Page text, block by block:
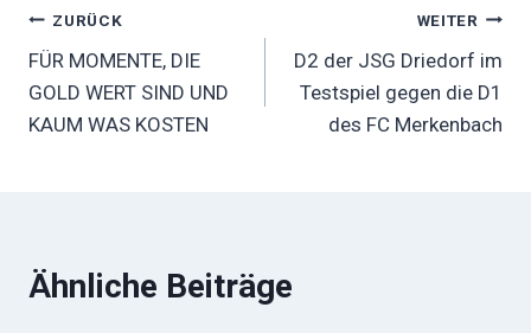
Beitragsnavigation
ZURÜCK
FÜR MOMENTE, DIE
GOLD WERT SIND UND
KAUM WAS KOSTEN
WEITER
D2 der JSG Driedorf im
Testspiel gegen die D1
des FC Merkenbach
Ähnliche Beiträge